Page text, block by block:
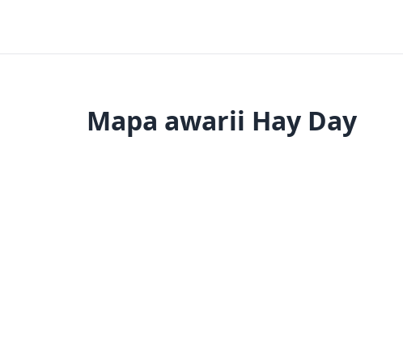
Mapa awarii Hay Day